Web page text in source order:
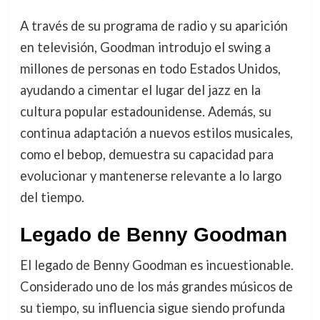
A través de su programa de radio y su aparición
en televisión, Goodman introdujo el swing a
millones de personas en todo Estados Unidos,
ayudando a cimentar el lugar del jazz en la
cultura popular estadounidense. Además, su
continua adaptación a nuevos estilos musicales,
como el bebop, demuestra su capacidad para
evolucionar y mantenerse relevante a lo largo
del tiempo.
Legado de Benny Goodman
El legado de Benny Goodman es incuestionable.
Considerado uno de los más grandes músicos de
su tiempo, su influencia sigue siendo profunda